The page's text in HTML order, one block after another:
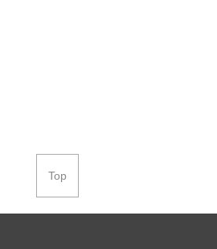
Top